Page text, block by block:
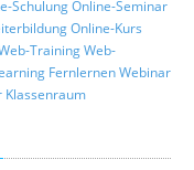
SchulungOnline-Seminar
Online-Kurs
TrainingWeb-
FernlernenWebinar
Klassenraum